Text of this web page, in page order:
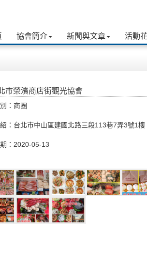
協會簡介 新聞與文章 活動
市榮濱商店街觀光協會
：商圈
：台北市中山區建國北路三段113巷7弄3號1樓
：2020-05-13